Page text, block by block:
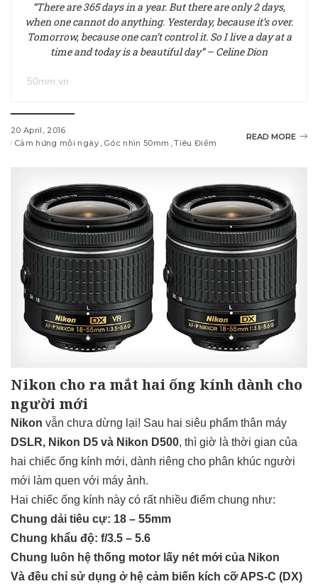
“There are 365 days in a year. But there are only 2 days,
when one cannot do anything. Yesterday, because it’s over.
Tomorrow, because one can’t control it. So I live a day at a
time and today is a beautiful day” – Celine Dion
50mm.vn
20 April, 2016
Cảm hứng mỗi ngày Góc nhìn 50mm Tiêu Điểm
READ MORE
Nikon cho ra mắt hai ống kính dành cho
người mới
Nikon vẫn chưa dừng lại! Sau hai siêu phẩm thân máy
DSLR, Nikon D5 và Nikon D500, thì giờ là thời gian của
hai chiếc ống kính mới, dành riêng cho phân khúc người
mới làm quen với máy ảnh.
Hai chiếc ống kính này có rất nhiều điểm chung như:
Chung dải tiêu cự: 18 – 55mm
Chung khẩu độ: f/3.5 – 5.6
Chung luôn hệ thống motor lấy nét mới của Nikon
Và đều chỉ sử dụng ở hệ cảm biến kích cỡ APS-C (DX)